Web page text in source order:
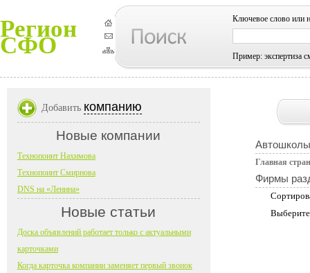
Регион
СФО
Ключевое слово или
Пример: экспертиза
Главная
Фирмы
Добавить компанию
Новые компании
Технопоинт Нахимова
Технопоинт Смирнова
DNS на «Ленина»
Новые статьи
Доска объявлений работает только с актуальными
карточками
Когда карточка компании заменяет первый звонок